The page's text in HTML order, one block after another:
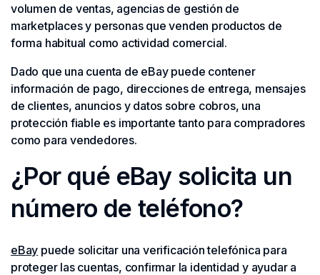
volumen de ventas, agencias de gestión de
marketplaces y personas que venden productos de
forma habitual como actividad comercial.
Dado que una cuenta de eBay puede contener
información de pago, direcciones de entrega, mensajes
de clientes, anuncios y datos sobre cobros, una
protección fiable es importante tanto para compradores
como para vendedores.
¿Por qué eBay solicita un
número de teléfono?
eBay puede solicitar una verificación telefónica para
proteger las cuentas, confirmar la identidad y ayudar a